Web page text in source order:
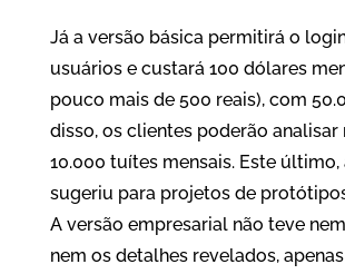
Já a versão básica permitirá o
usuários e custará 100 dólares
pouco mais de 500 reais), com
disso, os clientes poderão
10.000 tuítes mensais. Este último,
sugeriu para projetos de
A versão empresarial não teve
nem os detalhes revelados,